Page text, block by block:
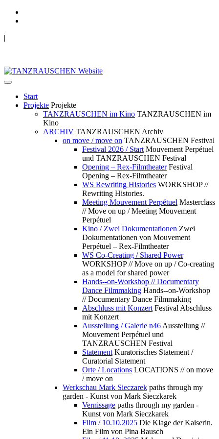
|
Start
Projekte Projekte
TANZRAUSCHEN im Kino TANZRAUSCHEN im
Kino
ARCHIV TANZRAUSCHEN Archiv
on move / move on TANZRAUSCHEN Festival
Festival 2026 / Start Mouvement Perpétuel
und TANZRAUSCHEN Festival
Opening – Rex-Filmtheater Festival
Opening – Rex-Filmtheater
WS Rewriting Histories WORKSHOP //
Rewriting Histories.
Meeting Mouvement Perpétuel Masterclass
// Move on up / Meeting Mouvement
Perpétuel
Kino / Zwei Dokumentationen Zwei
Dokumentationen von Mouvement
Perpétuel – Rex-Filmtheater
WS Co-Creating / Shared Power
WORKSHOP // Move on up / Co-creating
as a model for shared power
Hands--on-Workshop // Documentary
Dance Filmmaking Hands--on-Workshop
// Documentary Dance Filmmaking
Abschluss mit Konzert Festival Abschluss
mit Konzert
Ausstellung / Galerie n46 Ausstellung //
Mouvement Perpétuel und
TANZRAUSCHEN Festival
Statement Kuratorisches Statement /
Curatorial Statement
Orte / Locations LOCATIONS // on move
/ move on
Werkschau Mark Sieczarek paths through my
garden - Kunst von Mark Sieczkarek
Vernissage paths through my garden -
Kunst von Mark Sieczkarek
Film / 10.10.2025 Die Klage der Kaiserin.
Ein Film von Pina Bausch